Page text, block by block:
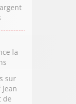
la
sur
de